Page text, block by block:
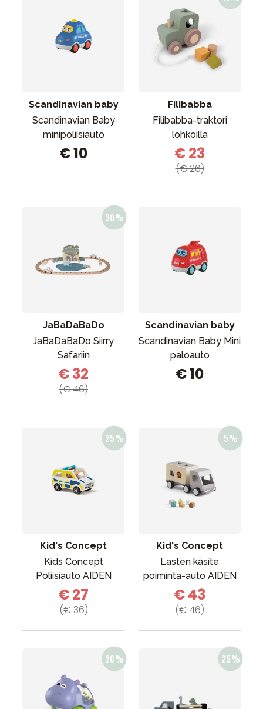
Scandinavian baby
Scandinavian Baby
minipoliisiauto
€ 10
Filibabba
Filibabba-traktori
lohkoilla
€ 23
(€ 26)
JaBaDaBaDo
JaBaDaBaDo Siirry
Safariin
€ 32
(€ 46)
Scandinavian baby
Scandinavian Baby Mini
paloauto
€ 10
Kid's Concept
Kids Concept
Poliisiauto AIDEN
€ 27
(€ 36)
Kid's Concept
Lasten käsite
poiminta-auto AIDEN
€ 43
(€ 46)
Outlet
Opas
Ota meihin yhteyttä osoitteessa
Myymälämme